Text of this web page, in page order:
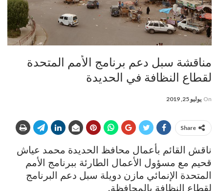
مناقشة سبل دعم برنامج الأمم المتحدة
لقطاع النظافة في الحديدة
On يوليو 25, 2019
Share
ناقش القائم بأعمال محافظ الحديدة محمد عياش
قحيم مع مسؤول الأعمال الطارئة ببرنامج الأمم
المتحدة الإنمائي مازن دويلة سبل دعم البرنامج
لقطاع النظافة بالمحافظة.